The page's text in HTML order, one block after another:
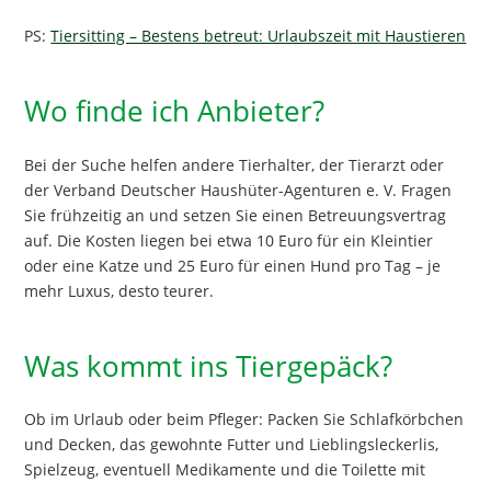
PS:Tiersitting – Bestens betreut: Urlaubszeit mit Haustieren
Wo finde ich Anbieter?
Bei der Suche helfen andere Tierhalter, der Tierarzt oder
der Verband Deutscher Haushüter-Agenturen e. V. Fragen
Sie frühzeitig an und setzen Sie einen Betreuungsvertrag
auf. Die Kosten liegen bei etwa 10 Euro für ein Kleintier
oder eine Katze und 25 Euro für einen Hund pro Tag – je
mehr Luxus, desto teurer.
Was kommt ins Tiergepäck?
Ob im Urlaub oder beim Pfleger: Packen Sie Schlafkörbchen
und Decken, das gewohnte Futter und Lieblingsleckerlis,
Spielzeug, eventuell Medikamente und die Toilette mit